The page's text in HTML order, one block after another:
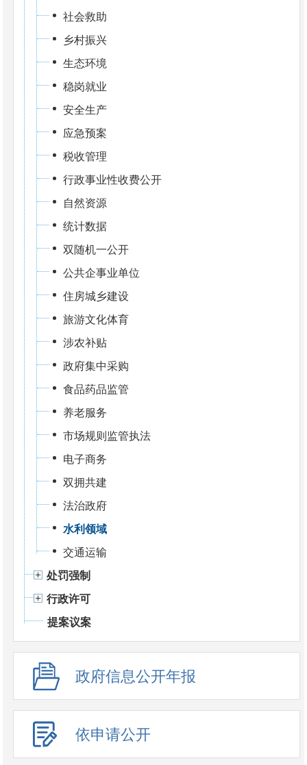
社会救助
乡村振兴
生态环境
稳岗就业
安全生产
应急预案
税收管理
行政事业性收费公开
自然资源
统计数据
双随机一公开
公共企事业单位
住房城乡建设
旅游文化体育
涉农补贴
政府集中采购
食品药品监管
养老服务
市场规则监管执法
电子商务
双拥共建
法治政府
水利领域
交通运输
处罚强制
行政许可
提案议案
政府信息公开年报
依申请公开